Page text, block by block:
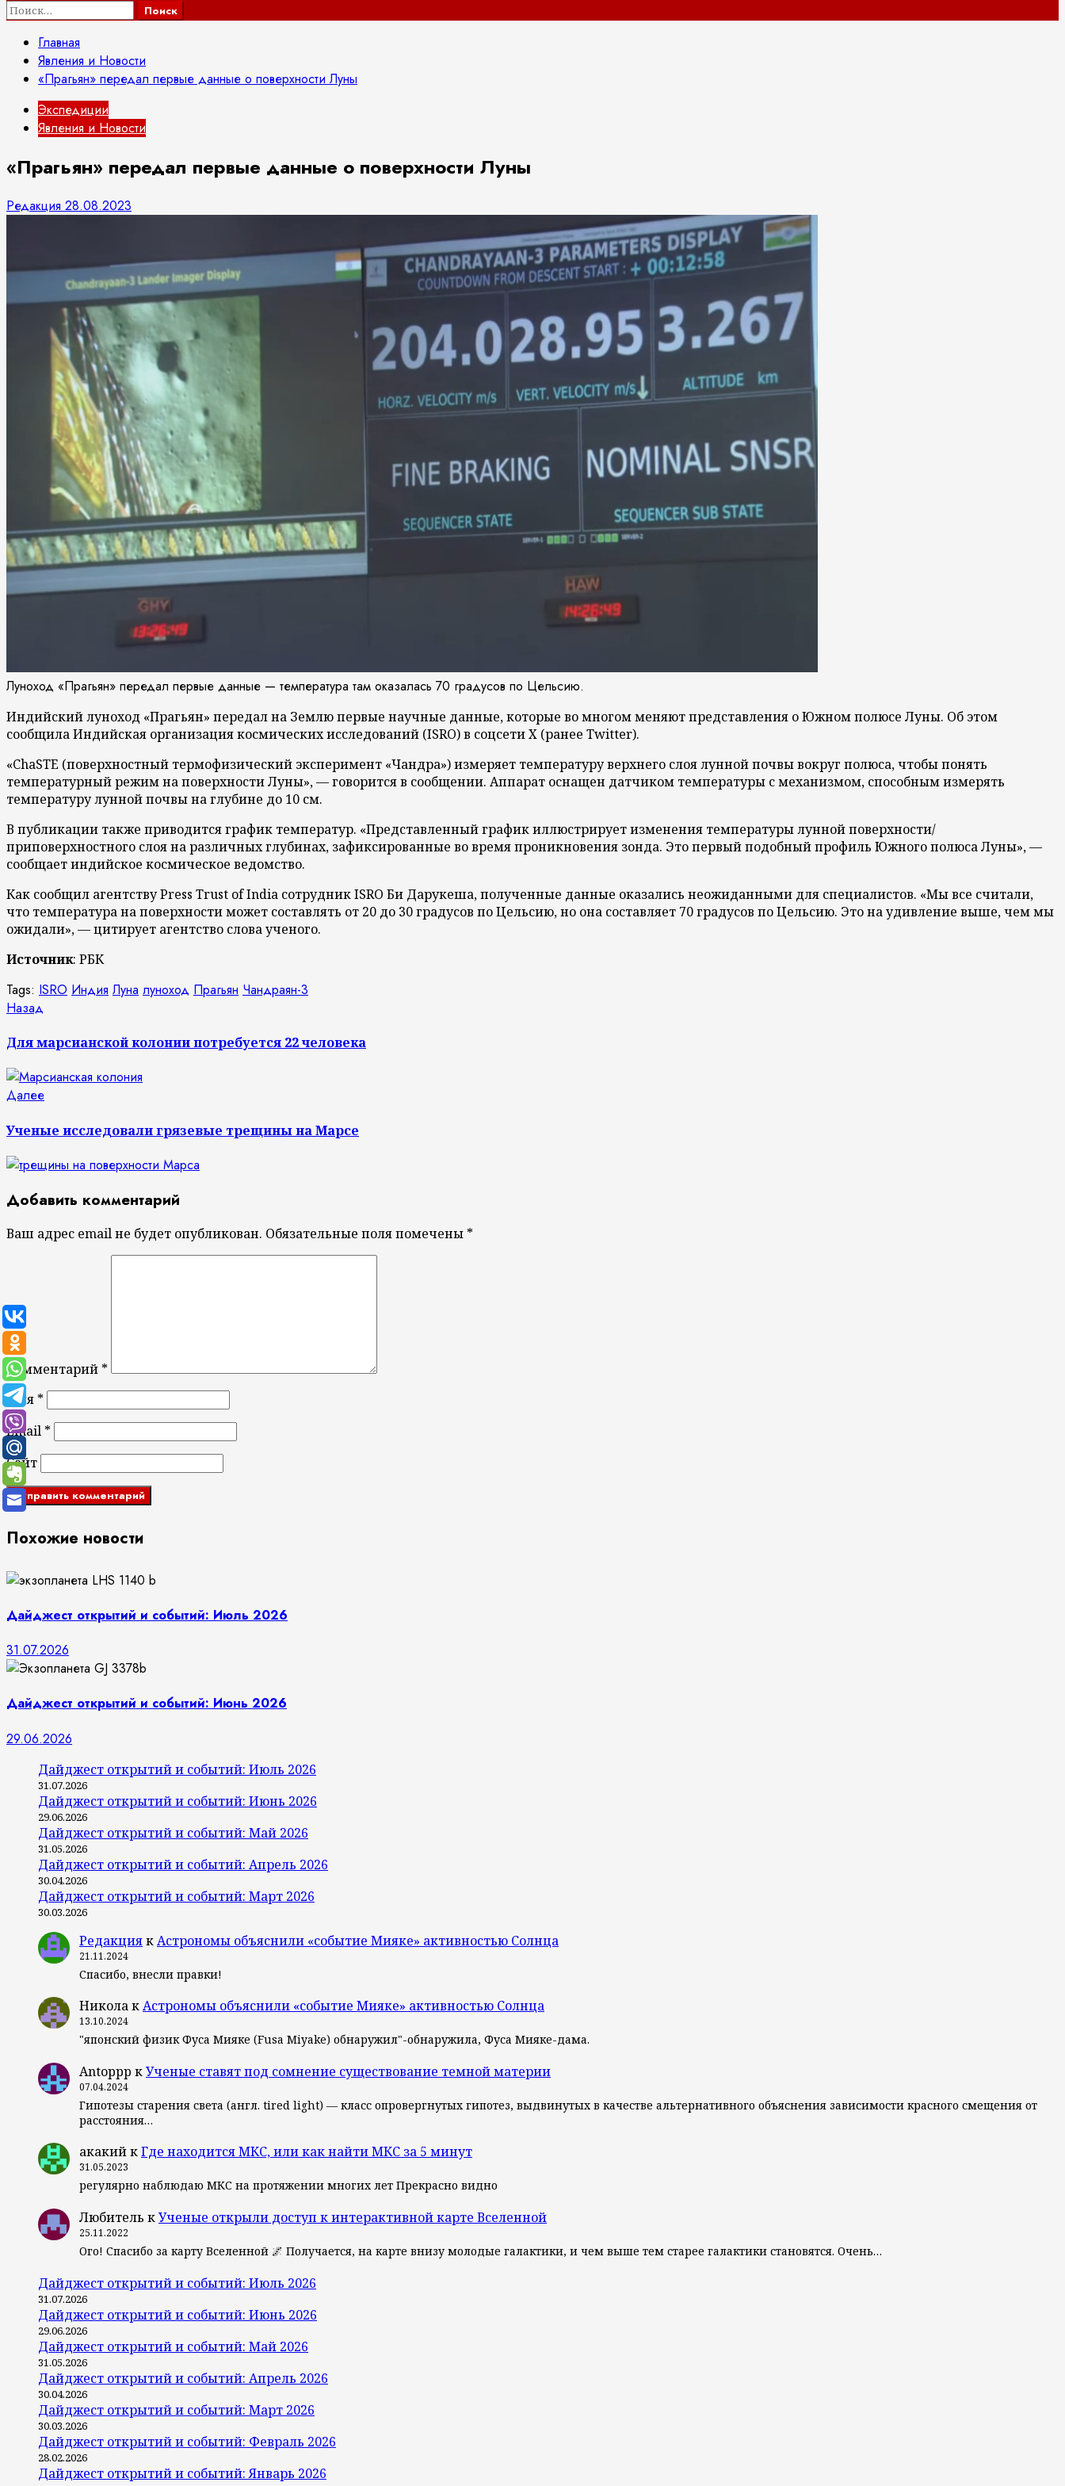
Найти:
Главная
Явления и Новости
«Прагьян» передал первые данные о поверхности Луны
Экспедиции
Явления и Новости
«Прагьян» передал первые данные о поверхности Луны
Редакция 28.08.2023
Луноход «Прагьян» передал первые данные — температура там оказалась 70 градусов по Цельсию.
Индийский луноход «Прагьян» передал на Землю первые научные данные, которые во многом меняют представления о Южном полюсе Луны. Об этом
сообщила Индийская организация космических исследований (ISRO) в соцсети X (ранее Twitter).
«ChaSTE (поверхностный термофизический эксперимент «Чандра») измеряет температуру верхнего слоя лунной почвы вокруг полюса, чтобы понять
температурный режим на поверхности Луны», — говорится в сообщении. Аппарат оснащен датчиком температуры с механизмом, способным измерять
температуру лунной почвы на глубине до 10 см.
В публикации также приводится график температур. «Представленный график иллюстрирует изменения температуры лунной поверхности/
приповерхностного слоя на различных глубинах, зафиксированные во время проникновения зонда. Это первый подобный профиль Южного полюса Луны», —
сообщает индийское космическое ведомство.
Как сообщил агентству Press Trust of India сотрудник ISRO Би Дарукеша, полученные данные оказались неожиданными для специалистов. «Мы все считали,
что температура на поверхности может составлять от 20 до 30 градусов по Цельсию, но она составляет 70 градусов по Цельсию. Это на удивление выше, чем мы
ожидали», — цитирует агентство слова ученого.
Источник: РБК
Tags: ISRO Индия Луна луноход Прагьян Чандраян-3
Продолжить
чтение
Назад
Для марсианской колонии потребуется 22 человека
ДалееСледующая
Ученые исследовали грязевые трещины на Марсе
Добавить комментарий
Ваш адрес email не будет опубликован. Обязательные поля помечены *
Комментарий *
Имя *
Email *
Сайт
Похожие новости
Дайджест открытий и событий: Июль 2026
31.07.2026
Дайджест открытий и событий: Июнь 2026
29.06.2026
Дайджест открытий и событий: Июль 2026
31.07.2026
Дайджест открытий и событий: Июнь 2026
29.06.2026
Дайджест открытий и событий: Май 2026
31.05.2026
Дайджест открытий и событий: Апрель 2026
30.04.2026
Дайджест открытий и событий: Март 2026
30.03.2026
РедакциякАстрономы объяснили «событие Мияке» активностью Солнца
21.11.2024
Спасибо, внесли правки!
НиколакАстрономы объяснили «событие Мияке» активностью Солнца
13.10.2024
"японский физик Фуса Мияке (Fusa Miyake) обнаружил"-обнаружила, Фуса Мияке-дама.
Antoppp кУченые ставят под сомнение существование темной материи
07.04.2024
Гипотезы старения света (англ. tired light) — класс опровергнутых гипотез, выдвинутых в качестве альтернативного объяснения зависимости красного смещения от
расстояния…
акакийкГде находится МКС, или как найти МКС за 5 минут
31.05.2023
регулярно наблюдаю МКС на протяжении многих лет Прекрасно видно
Любитель кУченые открыли доступ к интерактивной карте Вселенной
25.11.2022
Ого! Спасибо за карту Вселенной 🌌 Получается, на карте внизу молодые галактики, и чем выше тем старее галактики становятся. Очень…
Дайджест открытий и событий: Июль 2026
31.07.2026
Дайджест открытий и событий: Июнь 2026
29.06.2026
Дайджест открытий и событий: Май 2026
31.05.2026
Дайджест открытий и событий: Апрель 2026
30.04.2026
Дайджест открытий и событий: Март 2026
30.03.2026
Дайджест открытий и событий: Февраль 2026
28.02.2026
Дайджест открытий и событий: Январь 2026